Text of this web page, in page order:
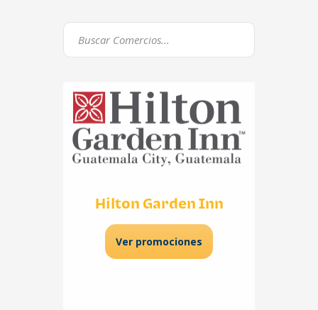
Hilton Garden Inn
Ver promociones